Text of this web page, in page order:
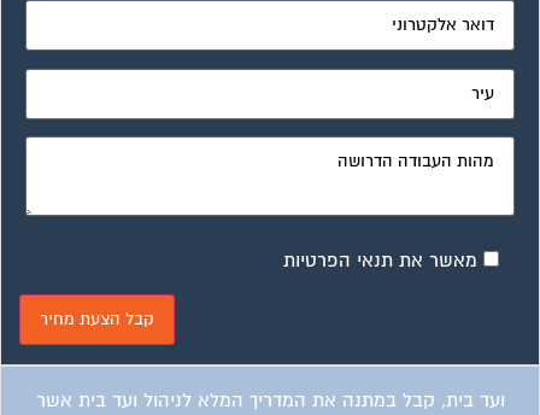
מאשר את תנאי הפרטיות
ועד בית, קבל במתנה את המדריך המלא לניהול ועד בית אשר